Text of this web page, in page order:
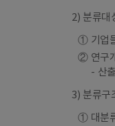
2) 분류대
① 기업
② 연구
산
3) 분류구
① 대분